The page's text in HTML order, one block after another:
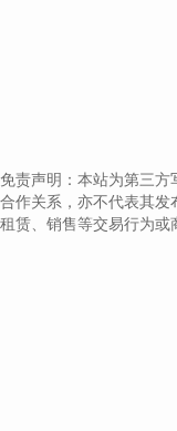
免责声明：本站为第三方
合作关系，亦不代表其发
租赁、销售等交易行为或